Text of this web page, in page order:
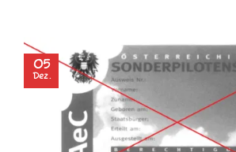
05
Dez.